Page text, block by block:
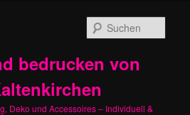
bedrucken von
Deko und Accessoires – Individuell &